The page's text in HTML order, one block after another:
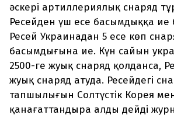
әскері артиллериялық снаряд
Ресейден үш есе басымдыққа ие
Ресей Украинадан 5 есе көп
басымдығына ие. Күн сайын
2500-ге жуық снаряд қолданса,
жуық снаряд атуда. Ресейдегі
тапшылығын Солтүстік Корея
қанағаттандыра алды дейді